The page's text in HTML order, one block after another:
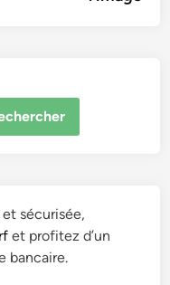
sécurisée,
et profitez d’un
bancaire.